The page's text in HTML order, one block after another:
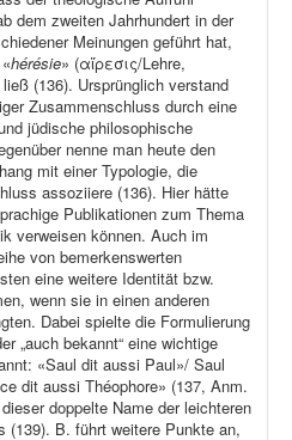
dem zweiten Jahrhundert in der
Meinungen geführt hat,
hérésie» (αἵρεσις/Lehre,
(136). Ursprünglich verstand
Zusammenschluss durch eine
jüdische philosophische
nenne man heute den
mit einer Typologie, die
assoziiere (136). Hier hätte
Publikationen zum Thema
verweisen können. Auch im
von bemerkenswerten
eine weitere Identität bzw.
wenn sie in einen anderen
Dabei spielte die Formulierung
„auch bekannt“ eine wichtige
«Saul dit aussi Paul»/ Saul
dit aussi Théophore» (137, Anm.
doppelte Name der leichteren
(139). B. führt weitere Punkte an,